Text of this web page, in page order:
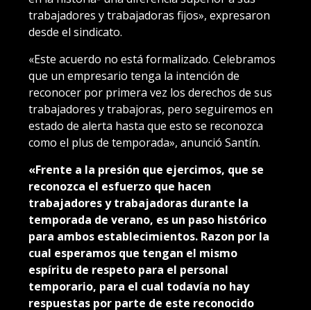
trabajadores y trabajadoras fijos», expresaron
desde el sindicato.
«Este acuerdo no está formalizado. Celebramos
que un empresario tenga la intención de
reconocer por primera vez los derechos de sus
trabajadores y trabajoras, pero seguiremos en
estado de alerta hasta que esto se reconozca
como el plus de temporada», anunció Santín.
«Frente a la presión que ejercimos, que se
reconozca el esfuerzo que hacen
trabajadores y trabajadoras durante la
temporada de verano, es un paso histórico
para ambos establecimientos. Razon por la
cual esperamos que tengan el mismo
espíritu de respeto para el personal
temporario, para el cual todavía no hay
respuestas por parte de este reconocido